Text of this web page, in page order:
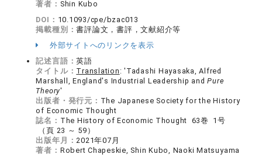
著者： Shin Kubo
DOI： 10.1093/cpe/bzac013
掲載種別：書評論文，書評，文献紹介等
外部サイトへのリンクを表示
記述言語：英語
タイトル： Translation : 'Tadashi Hayasaka, Alfred
Marshall, England's Industrial Leadership andPure
Theory'
出版者・発行元： The Japanese Society for the History
of Economic Thought
誌名： The History of Economic Thought 63巻 1号
（頁 23 ～ 59）
出版年月：2021年07月
著者： Robert Chapeskie, Shin Kubo, Naoki Matsuyama